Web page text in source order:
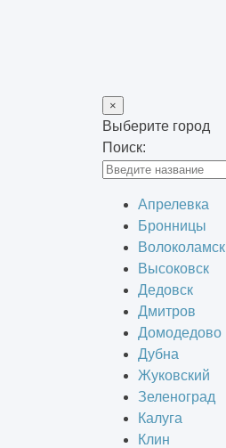
×
Выберите город
Поиск:
Апрелевка
Бронницы
Волоколамск
Высоковск
Дедовск
Дмитров
Домодедово
Дубна
Жуковский
Зеленоград
Калуга
Клин